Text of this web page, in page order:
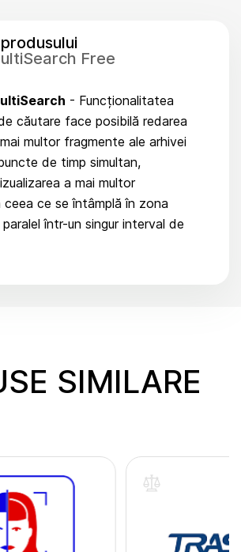
Free
- Funcționalitatea
căutare face posibilă redarea
multor fragmente ale arhivei
de timp simultan,
a mai multor
ceea ce se întâmplă în zona
într-un singur interval de
SIMILARE